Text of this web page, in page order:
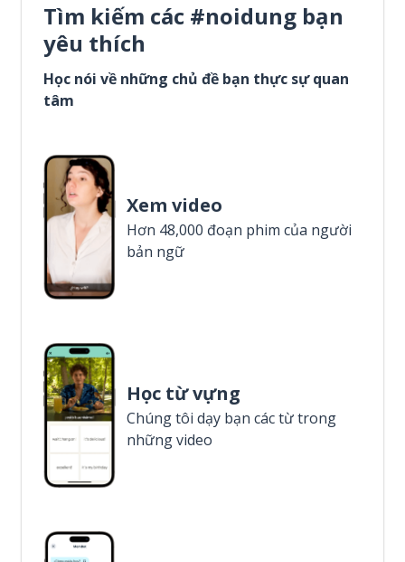
Tìm kiếm các #noidung bạn
yêu thích
Học nói về những chủ đề bạn thực sự quan
tâm
Xem video
Hơn 48,000 đoạn phim của người
bản ngữ
Học từ vựng
Chúng tôi dạy bạn các từ trong
những video